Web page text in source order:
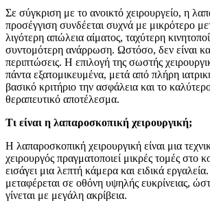
Σε σύγκριση με το ανοικτό χειρουργείο, η
προσέγγιση συνδέεται συχνά με μικρότερο
λιγότερη απώλεια αίματος, ταχύτερη
συντομότερη ανάρρωση. Ωστόσο, δεν είναι
περιπτώσεις. Η επιλογή της σωστής
πάντα εξατομικευμένα, μετά από πλήρη
βασικό κριτήριο την ασφάλεια και το
θεραπευτικό αποτέλεσμα.
Τι είναι η λαπαροσκοπική χειρουργική;
Η λαπαροσκοπική χειρουργική είναι μια
χειρουργός πραγματοποιεί μικρές τομές στο
εισάγει μια λεπτή κάμερα και ειδικά
μεταφέρεται σε οθόνη υψηλής ευκρίνειας,
γίνεται με μεγάλη ακρίβεια.